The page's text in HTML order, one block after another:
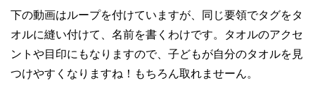
下の動画はループを付けていますが、同じ要領でタグをタ
オルに縫い付けて、名前を書くわけです。タオルのアクセ
ントや目印にもなりますので、子どもが自分のタオルを見
つけやすくなりますね！もちろん取れませーん。